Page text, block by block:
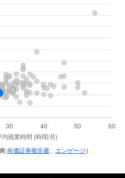
:有価証券報告書、 エンゲージ ）